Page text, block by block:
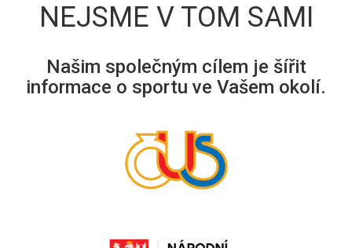
NEJSME V TOM SAMI
Našim společným cílem je šířit
informace o sportu ve Vašem okolí.